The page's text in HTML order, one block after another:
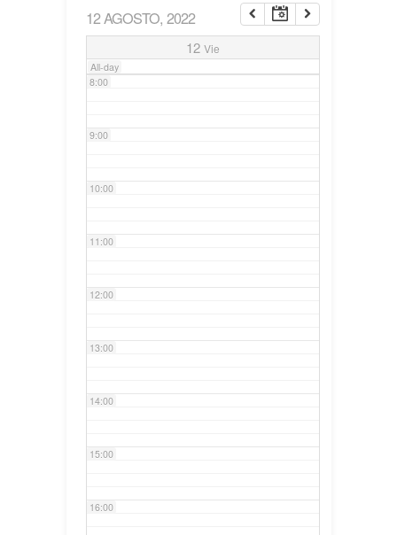
12 AGOSTO, 2022
12 Vie
All-day
7:00
8:00
9:00
10:00
11:00
12:00
13:00
14:00
15:00
16:00